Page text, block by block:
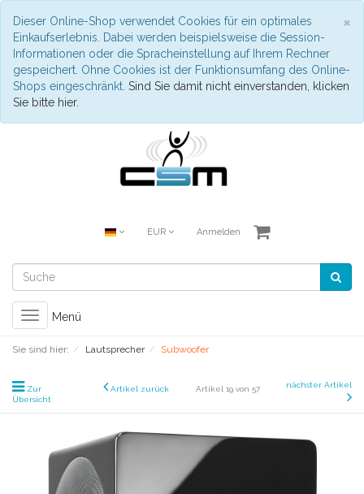
×
Dieser Online-Shop verwendet Cookies für ein optimales
Einkaufserlebnis. Dabei werden beispielsweise die Session-
Informationen oder die Spracheinstellung auf Ihrem Rechner
gespeichert. Ohne Cookies ist der Funktionsumfang des Online-
Shops eingeschränkt. Sind Sie damit nicht einverstanden, klicken
Sie bitte hier.
EUR Anmelden
Toggle
navigation
Menü
Sie sind hier: Lautsprecher Subwoofer
Zur
Übersicht
Artikel zurück Artikel 19 von 57 nächster Artikel